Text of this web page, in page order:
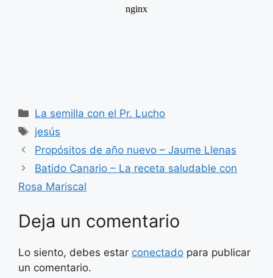
Categorías
La semilla con el Pr. Lucho
Etiquetas
jesús
Propósitos de año nuevo – Jaume Llenas
Batido Canario – La receta saludable con
Rosa Mariscal
Deja un comentario
Lo siento, debes estar conectado para publicar
un comentario.